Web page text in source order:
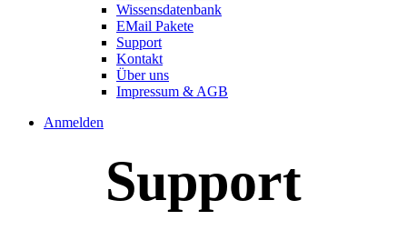
Wissensdatenbank
EMail Pakete
Support
Kontakt
Über uns
Impressum & AGB
Anmelden
Support